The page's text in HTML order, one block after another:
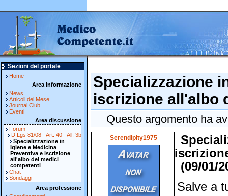
Sezioni del portale
Home
Area informazione
News
Articoli del Mese
Journal Club
Eventi
Area discussione
Forum
D.Lgs 81/08 - Art. 40 - All. 3b
Specializzazione in
Igiene e Medicina
Preventiva e iscrizione
all'albo dei medici
competenti
Chat
Sondaggi
Area professione
Specializzazione
iscrizione all'albo
Questo argomento ha
Serendipity1975
(09/01/
Salve a